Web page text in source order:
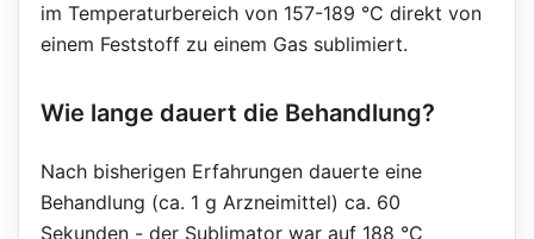
im Temperaturbereich von 157-189 °C direkt von
einem Feststoff zu einem Gas sublimiert.
Wie lange dauert die Behandlung?
Nach bisherigen Erfahrungen dauerte eine
Behandlung (ca. 1 g Arzneimittel) ca. 60
Sekunden - der Sublimator war auf 188 °C